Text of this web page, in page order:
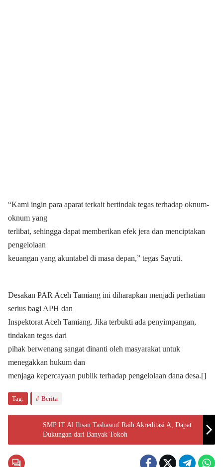
“Kami ingin para aparat terkait bertindak tegas terhadap oknum-
oknum yang
terlibat, sehingga dapat memberikan efek jera dan menciptakan
pengelolaan
keuangan yang akuntabel di masa depan,” tegas Sayuti.
Desakan PAR Aceh Tamiang ini diharapkan menjadi perhatian
serius bagi APH dan
Inspektorat Aceh Tamiang. Jika terbukti ada penyimpangan,
tindakan tegas dari
pihak berwenang sangat dinanti oleh masyarakat untuk
menegakkan hukum dan
menjaga kepercayaan publik terhadap pengelolaan dana desa.[]
Tag: Berita
SMP IT Al Ihsan Tashawuf Raih Akreditasi A, Dapat
Dukungan dari Banyak Tokoh